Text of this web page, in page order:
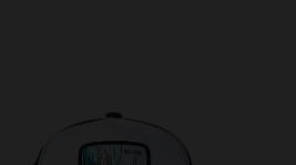
TALLAS DISPONIBLES